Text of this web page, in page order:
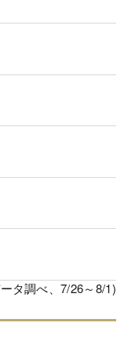
タ調べ、7/26～8/1)